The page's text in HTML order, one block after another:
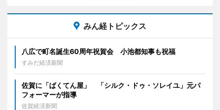
みん経トピックス
八広で町名誕生60周年祝賀会 小池都知事も祝福
すみだ経済新聞
佐賀に「ばくてん屋」 「シルク・ドゥ・ソレイユ」元パ
フォーマーが指導
佐賀経済新聞